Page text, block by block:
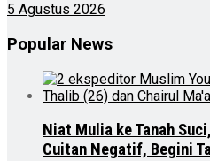
5 Agustus 2026
Popular News
Niat Mulia ke Tanah
Cuitan Negatif, Begini